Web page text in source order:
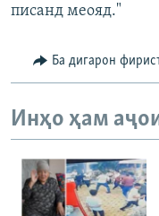
писанд меояд."
Ба дигарон
Инҳо ҳам